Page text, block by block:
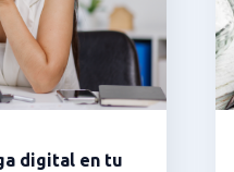
digital en tu